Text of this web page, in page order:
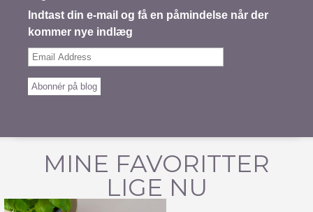
Indtast din e-mail og få en påmindelse når der
kommer nye indlæg
Email
Abonnér på blog
MINE FAVORITTER
LIGE NU